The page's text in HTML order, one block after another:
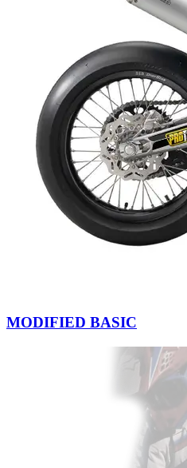
MODIFIED BASIC